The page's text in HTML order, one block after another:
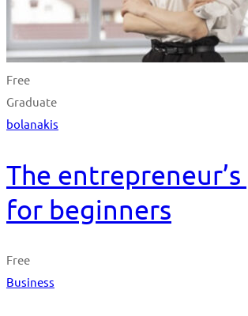
Free
Graduate
bolanakis
The
for beginners
Free
Business